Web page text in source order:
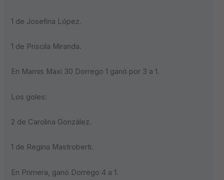
1 de Josefina López.
1 de Priscila Miranda.
En Mamis Maxi 30 Dorrego 1 ganó por 3 a 1.
Los goles:
2 de Carolina González.
1 de Regina Mastroberti.
En Primera, ganó Dorrego 4 a 1.